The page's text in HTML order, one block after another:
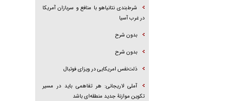
شرط‌بندی نتانیاهو با منافع و سربازان آمریکا
در غرب آسیا
بدون شرح
بدون شرح
ذلت‌نفس امریکایی در ویزای فوتبال
آملی لاریجانی: هر تفاهمی باید در مسیر
تکوین موازنۀ جدید منطقه‌ای باشد